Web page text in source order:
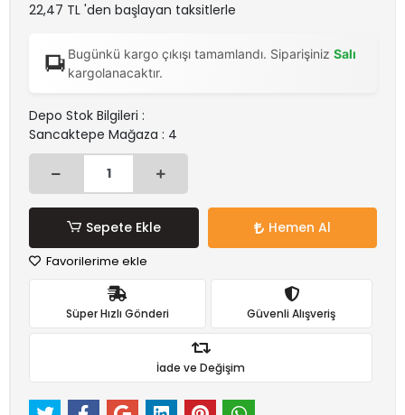
22,47 TL 'den başlayan taksitlerle
Bugünkü kargo çıkışı tamamlandı. Siparişiniz Salı
kargolanacaktır.
Depo Stok Bilgileri :
Sancaktepe Mağaza : 4
Sepete Ekle Hemen Al
Favorilerime ekle
Süper Hızlı Gönderi Güvenli Alışveriş
İade ve Değişim